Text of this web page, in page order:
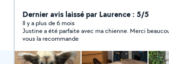
Dernier avis laissé par Laurence : 5/5
Il y a plus de 6 mois
Justine a été parfaite avec ma chienne. Merci
vous la recommande